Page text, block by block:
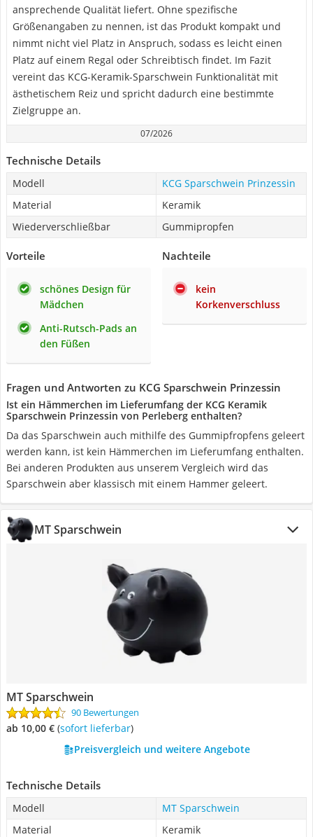
ansprechende Qualität liefert. Ohne spezifische
Größenangaben zu nennen, ist das Produkt kompakt und
nimmt nicht viel Platz in Anspruch, sodass es leicht einen
Platz auf einem Regal oder Schreibtisch findet. Im Fazit
vereint das KCG-Keramik-Sparschwein Funktionalität mit
ästhetischem Reiz und spricht dadurch eine bestimmte
Zielgruppe an.
07/2026
Technische Details
Modell
KCG Sparschwein Prinzessin
Material
Keramik
Wiederverschließbar
Gummipropfen
Vorteile
schönes Design für
Mädchen
Anti-Rutsch-Pads an
den Füßen
Nachteile
kein
Korkenverschluss
Fragen und Antworten zu KCG Sparschwein Prinzessin
Ist ein Hämmerchen im Lieferumfang der KCG Keramik
Sparschwein Prinzessin von Perleberg enthalten?
Da das Sparschwein auch mithilfe des Gummipfropfens geleert
werden kann, ist kein Hämmerchen im Lieferumfang enthalten.
Bei anderen Produkten aus unserem Vergleich wird das
Sparschwein aber klassisch mit einem Hammer geleert.
MT Sparschwein
MT Sparschwein
90 Bewertungen
ab 10,00 € ( Sofort lieferbar)
Preisvergleich und weitere Angebote
Technische Details
Modell
MT Sparschwein
Material
Keramik